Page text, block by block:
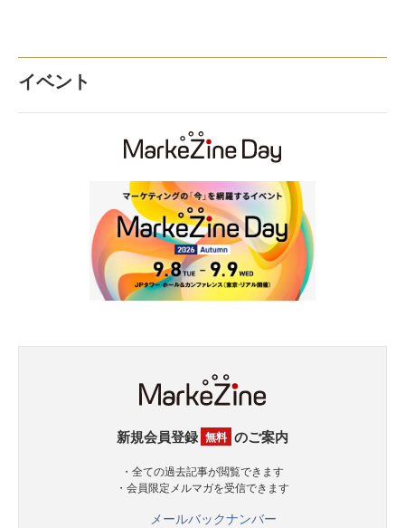
イベント
新規会員登録 無料 のご案内
・全ての過去記事が閲覧できます
・会員限定メルマガを受信できます
メールバックナンバー